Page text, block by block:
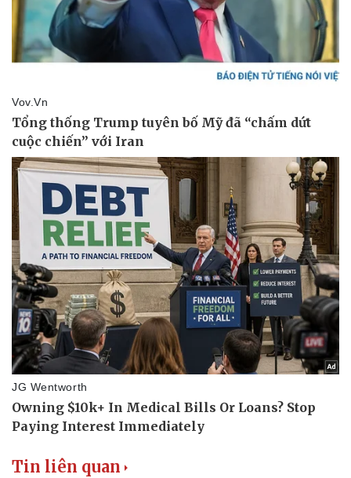
Thể thao
Bóng đá
Lịch thi đấu bóng đá
Thế giới thể thao
Hậu trường
Ô tô - Xe máy
Xe máy
Tư vấn
Tin liên quan